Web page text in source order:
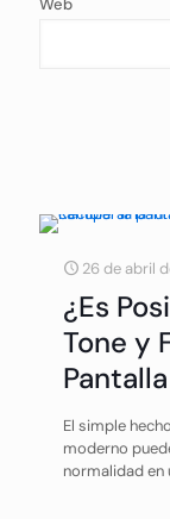
26 de abril
¿Es
Tone y
El simple
moderno
normalidad en